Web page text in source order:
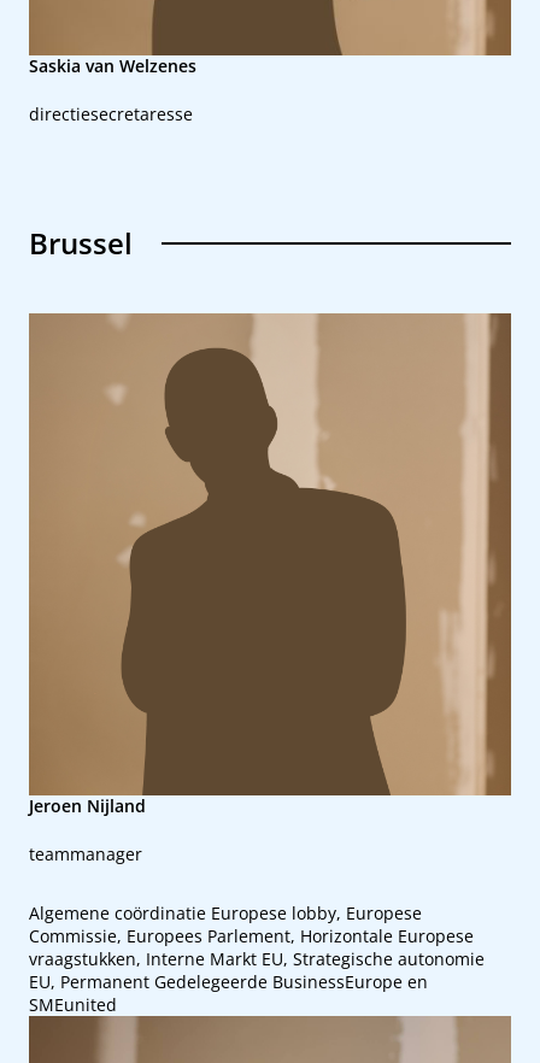
directiesecretaresse
Saskia van Welzenes
Brussel
teammanager
Jeroen Nijland
Algemene coördinatie Europese lobby, Europese
Commissie, Europees Parlement, Horizontale Europese
vraagstukken, Interne Markt EU, Strategische autonomie
EU, Permanent Gedelegeerde BusinessEurope en
SMEunited